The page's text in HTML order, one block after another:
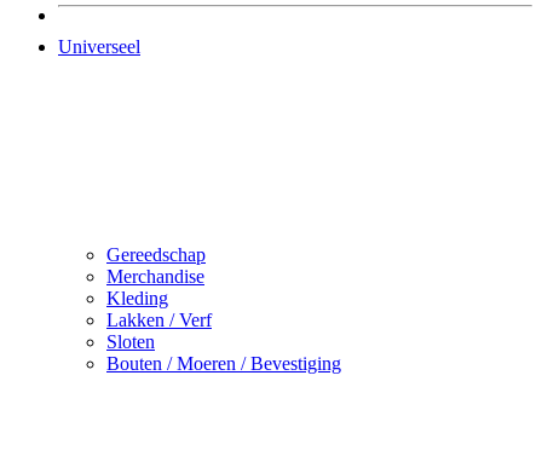
Universeel
Gereedschap
Merchandise
Kleding
Lakken / Verf
Sloten
Bouten / Moeren / Bevestiging